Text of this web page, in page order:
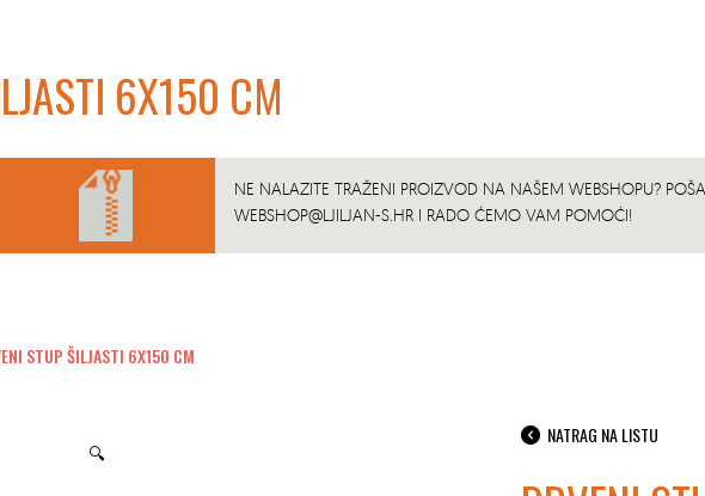
6X150 CM
NE NALAZITE TRAŽENI PROIZVOD NA NAŠEM WEBSHOPU?
WEBSHOP@LJILJAN-S.HRI RADO ĆEMO VAM POMOĆI!
STUP ŠILJASTI 6X150 CM
🔍
NATRAG NA LISTU